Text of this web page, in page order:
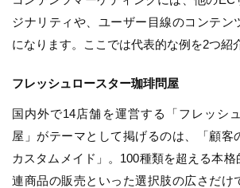
ジナリティや、ユーザー目線のコンテン
になります。ここでは代表的な例を2つ紹
フレッシュロースター珈琲問屋
国内外で14店舗を運営する「フレッシ
屋」がテーマとして掲げるのは、「顧客
カスタムメイド」。100種類を超える本
連商品の販売といった選択肢の広さだけ